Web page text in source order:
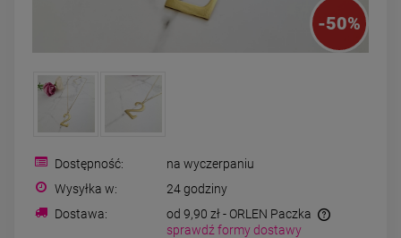
Bransoletka srebrna STAL
CHIRURGICZNA
modułowa ażurowa
cyrkonie
69,00 zł
-50%
Dostępność:
na wyczerpaniu
Wysyłka w:
24 godziny
Dostawa:
od 9,90 zł - ORLEN Paczka
sprawdź formy dostawy